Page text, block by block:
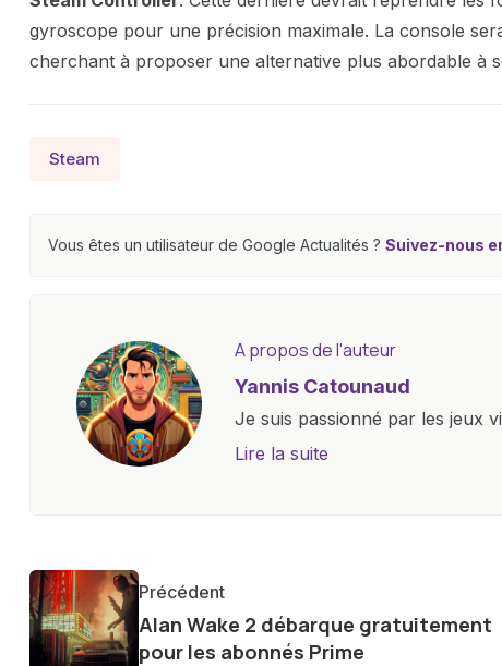
gyroscope pour une précision maximale. La console
cherchant à proposer une alternative plus abordable à
Steam
Vous êtes un utilisateur de Google Actualités ? Suivez-nous
A propos de l'auteur
Yannis Catounaud
Je suis passionné par les jeux
l'univers numérique m'a
communauté en ligne. Mon
de la technologie me permet
le futur numérique nous réserve.
Lire la suite
Précédent
Alan Wake 2 débarque gratuitement
pour les abonnés Prime